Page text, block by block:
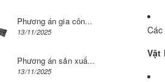
Vật
Phương án gia côn...
13/11/2025
Phương án sản xuấ...
13/11/2025